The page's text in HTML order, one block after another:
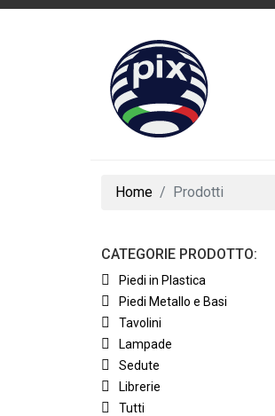
Home Prodotti
CATEGORIE PRODOTTO:
Piedi in Plastica
Piedi Metallo e Basi
Tavolini
Lampade
Sedute
Librerie
Tutti